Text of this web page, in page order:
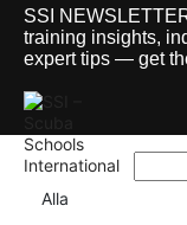
SSI
training insights,
expert tips — get